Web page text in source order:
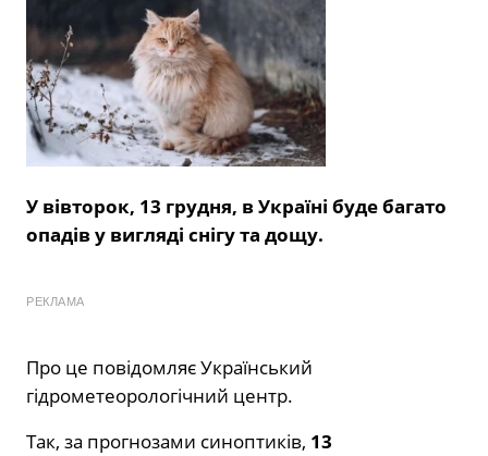
У вівторок, 13 грудня, в Україні буде багато
опадів у вигляді снігу та дощу.
РЕКЛАМА
Про це повідомляє Український
гідрометеорологічний центр.
Так, за прогнозами синоптиків, 13